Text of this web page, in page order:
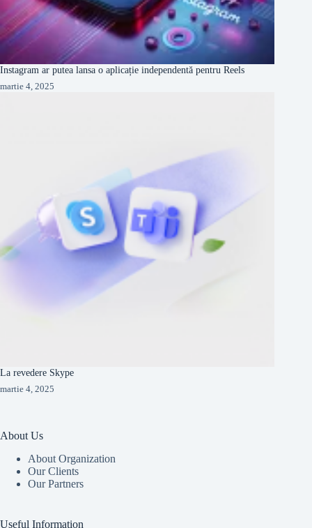
Instagram ar putea lansa o aplicație independentă pentru Reels
martie 4, 2025
La revedere Skype
martie 4, 2025
About Us
About Organization
Our Clients
Our Partners
Useful Information